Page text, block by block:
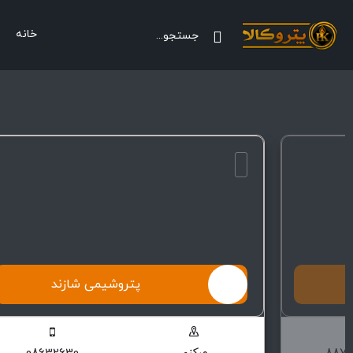
خانه
پتروشیمی شازند